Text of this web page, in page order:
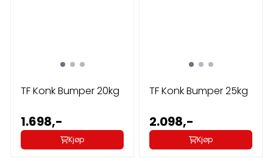
TF Konk Bumper 20kg
1.698,-
Kjøp
TF Konk Bumper 25kg
2.098,-
Kjøp